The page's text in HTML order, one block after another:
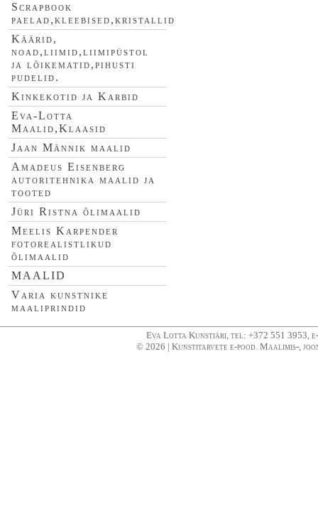
Scrapbook
paelad,kleebised,kristallid
Käärid,
noad,liimid,liimipüstol
ja lõikematid,pihusti
pudelid.
Kinkekotid ja Karbid
Eva-Lotta
Maalid,Klaasid
Jaan Männik maalid
Amadeus Eisenberg
autoritehnika maalid ja
tooted
Jüri Ristna õlimaalid
Meelis Karpender
fotorealistlikud
õlimaalid
MAALID
Varia kunstnike
maaliprindid
Eva Lotta Kunstiäri, tel: +372 551 3953,
© 2026 | Kunstitarvete e-pood. Maalimis-,